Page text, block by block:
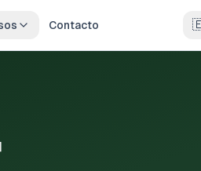
Contacto